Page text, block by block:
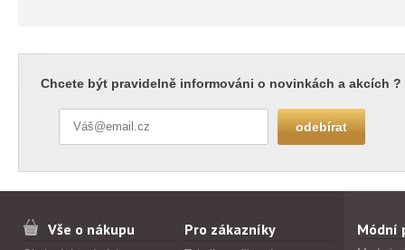
Chcete být pravidelně informováni o novinkách a akcích ?
Vše o nákupu Pro zákazníky Módní